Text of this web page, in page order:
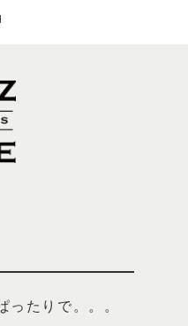
たりで。。。